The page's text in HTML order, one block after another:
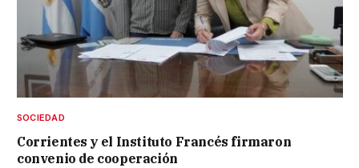
SOCIEDAD
Corrientes y el Instituto Francés firmaron
convenio de cooperación